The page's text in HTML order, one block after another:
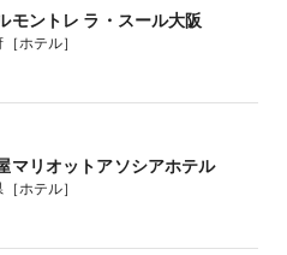
モントレ ラ・スール大阪
ホテル］
マリオットアソシアホテル
ホテル］